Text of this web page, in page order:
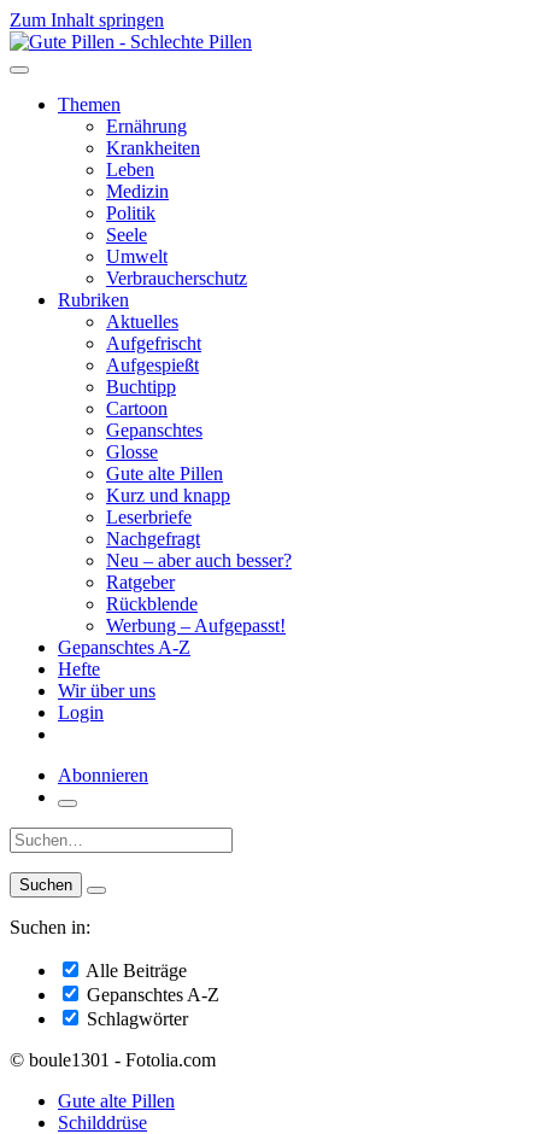
Zum Inhalt springen
Themen
Ernährung
Krankheiten
Leben
Medizin
Politik
Seele
Umwelt
Verbraucherschutz
Rubriken
Aktuelles
Aufgefrischt
Aufgespießt
Buchtipp
Cartoon
Gepanschtes
Glosse
Gute alte Pillen
Kurz und knapp
Leserbriefe
Nachgefragt
Neu – aber auch besser?
Ratgeber
Rückblende
Werbung – Aufgepasst!
Gepanschtes A-Z
Hefte
Wir über uns
Login
Abonnieren
Suche:
Suchen in:
Alle Beiträge
Gepanschtes A-Z
Schlagwörter
© boule1301 - Fotolia.com
Gute alte Pillen
Schilddrüse